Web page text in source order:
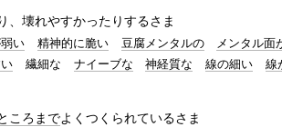
、壊れやすかったりするさま
い 精神的に脆い 豆腐メンタルの メンタル面
繊細な ナイーブな 神経質な 線の細い 線
ころまでよくつくられているさま